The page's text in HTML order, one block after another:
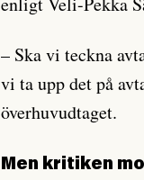
– Ska vi teckna
vi ta upp det på
överhuvudtaget.
Men kritiken